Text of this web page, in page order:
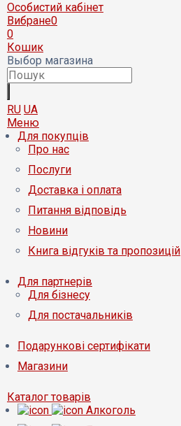
Особистий кабінет
Вибране0
0
Кошик
Выбор магазина
RU UA
Меню
Для покупців
Про нас
Послуги
Доставка і оплата
Питання відповідь
Новини
Книга відгуків та пропозицій
Для партнерів
Для бізнесу
Для постачальників
Подарункові сертифікати
Магазини
Каталог товарів
Алкоголь